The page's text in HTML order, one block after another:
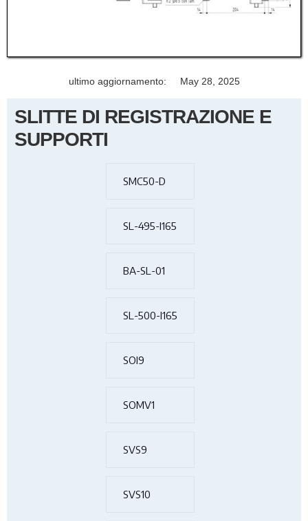
ultimo aggiornamento: May 28, 2025
SLITTE DI REGISTRAZIONE E
SUPPORTI
SMC50-D
SL-495-I165
BA-SL-01
SL-500-I165
SOI9
SOMV1
SVS9
SVS10